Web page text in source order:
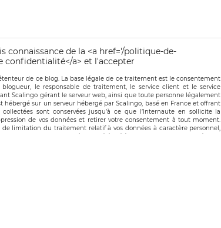
connaissance de la <a href='/politique-de-
a> et l'accepter
de ce blog. La base légale de ce traitement est le consentement
blogueur, le responsable de traitement, le service client et le service
Scalingo gérant le serveur web, ainsi que toute personne légalement
sur un serveur hébergé par Scalingo, basé en France et offrant
collectées sont conservées jusqu’à ce que l’Internaute en sollicite la
de vos données et retirer votre consentement à tout moment.
limitation du traitement relatif à vos données à caractère personnel,
9 rue Léopold Sédar Senghor, joignable à l’adresse mail :